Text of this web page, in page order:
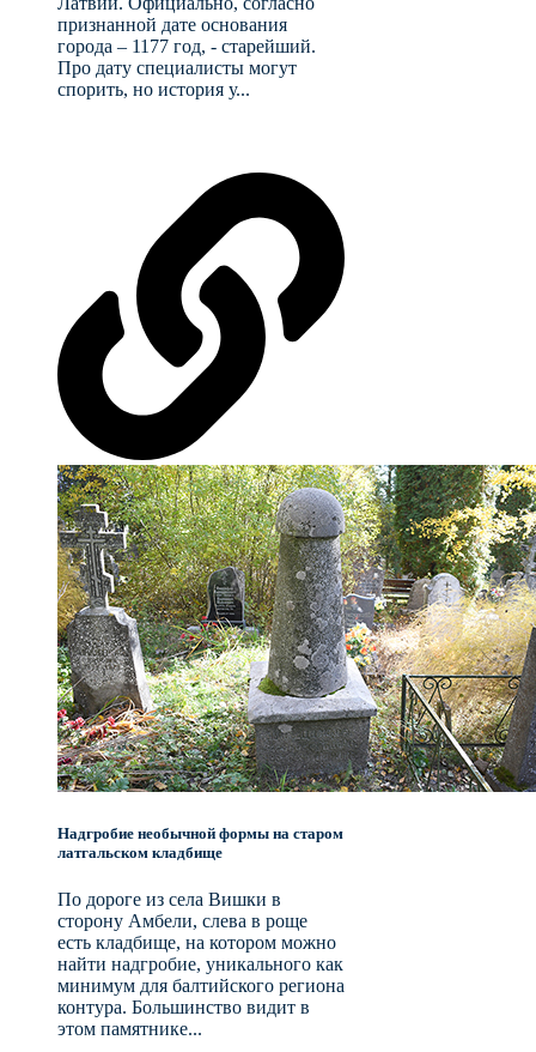
признанной дате основания
города – 1177 год, - старейший.
Про дату специалисты могут
спорить, но история у...
Надгробие необычной формы на старом
латгальском кладбище
По дороге из села Вишки в
сторону Амбели, слева в роще
есть кладбище, на котором можно
найти надгробие, уникального как
минимум для балтийского региона
контура. Большинство видит в
этом памятнике...